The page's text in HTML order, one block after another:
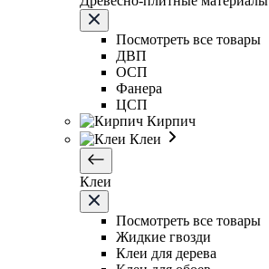
Посмотреть все товары
ДВП
ОСП
Фанера
ЦСП
Кирпич
Клеи
Клеи
Посмотреть все товары
Жидкие гвозди
Клеи для дерева